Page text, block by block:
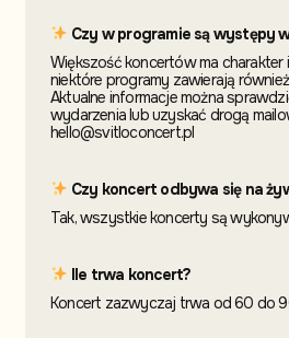
Czy w programie są występy
Większość koncertów ma charakter
niektóre programy zawierają
Aktualne informacje można
wydarzenia lub uzyskać drogą
hello@svitloconcert.pl
Czy koncert odbywa się na
Tak, wszystkie koncerty są
Ile trwa koncert?
Koncert zazwyczaj trwa od 60 do